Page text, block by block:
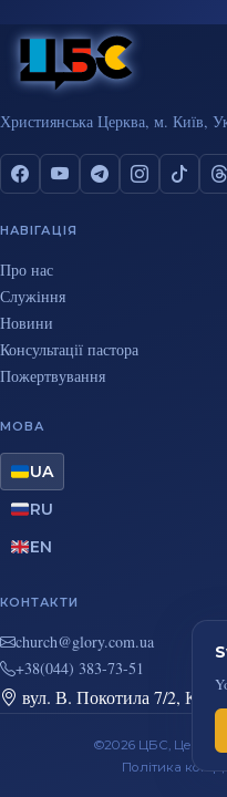
Християнська Церква, м. Київ,
НАВІГАЦІЯ
Про нас
Служіння
Новини
Консультації пастора
Пожертвування
МОВА
UA
RU
EN
КОНТАКТИ
au.moc.yrolg@hcruhc
+38(044) 383-73-51
вул. В. Покотила 7/2, Київ
©2026 ЦБС, Церква
Політика